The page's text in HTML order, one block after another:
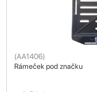
Rámeček pod značku
(AA1406)